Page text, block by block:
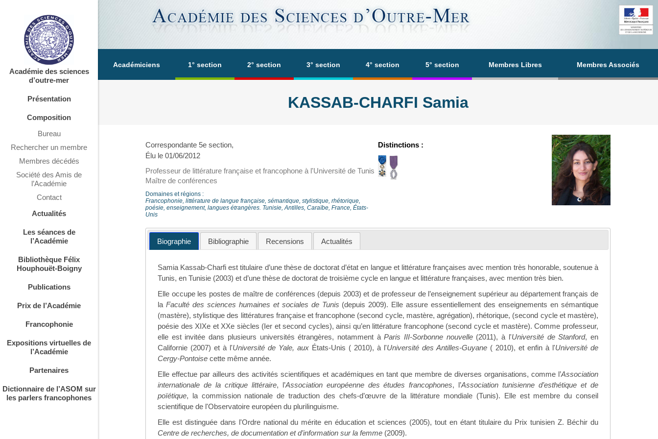
Académiciens 1° section 2° section 3° section 4° section 5° section Membres Libres Membres Associés
Académie des sciences
d’outre-mer
Présentation
Composition
Bureau
Rechercher un membre
Membres décédés
Société des Amis de
l’Académie
Contact
Actualités
Les séances de
l’Académie
Bibliothèque Félix
Houphouët-Boigny
Publications
Prix de l’Académie
Francophonie
Expositions virtuelles de
l’Académie
Partenaires
Dictionnaire de l’ASOM sur
les parlers francophones
KASSAB-CHARFI Samia
Correspondante 5e section,
Élu le 01/06/2012
Professeur de littérature française et francophone à l'Université de Tunis
Maître de conférences
Domaines et régions :
Francophonie, littérature de langue française, sémantique, stylistique, rhétorique,
poésie, enseignement, langues étrangères. Tunisie, Antilles, Caraïbe, France, États-
Unis
Distinctions :
Biographie Bibliographie Recensions Actualités
Samia Kassab-Charfi est titulaire d’une thèse de doctorat d’état en langue et littérature françaises avec mention très honorable, soutenue à
Tunis, en Tunisie (2003) et d’une thèse de doctorat de troisième cycle en langue et littérature françaises, avec mention très bien.
Elle occupe les postes de maître de conférences (depuis 2003) et de professeur de l’enseignement supérieur au département français de
la Faculté des sciences humaines et sociales de Tunis (depuis 2009). Elle assure essentiellement des enseignements en sémantique
(mastère), stylistique des littératures française et francophone (second cycle, mastère, agrégation), rhétorique, (second cycle et mastère),
poésie des XIXe et XXe siècles (Ier et second cycles), ainsi qu’en littérature francophone (second cycle et mastère). Comme professeur,
elle est invitée dans plusieurs universités étrangères, notamment àParis III-Sorbonne nouvelle (2011), à l'Université de Stanford, en
Californie (2007) et à l'Université de Yale, aux États-Unis ( 2010), à l'Université des Antilles-Guyane ( 2010), et enfin à l'Université de
Cergy-Pontoise cette même année.
Elle effectue par ailleurs des activités scientifiques et académiques en tant que membre de diverses organisations, comme l’Association
internationale de la critique littéraire, l’Association européenne des études francophones, l’Association tunisienne d’esthétique et de
poïétique, la commission nationale de traduction des chefs-d’œuvre de la littérature mondiale (Tunis). Elle est membre du conseil
scientifique de l'Observatoire européen du plurilinguisme.
Elle est distinguée dans l'Ordre national du mérite en éducation et sciences (2005), tout en étant titulaire du Prix tunisien Z. Béchir du
Centre de recherches, de documentation et d’information sur la femme (2009).